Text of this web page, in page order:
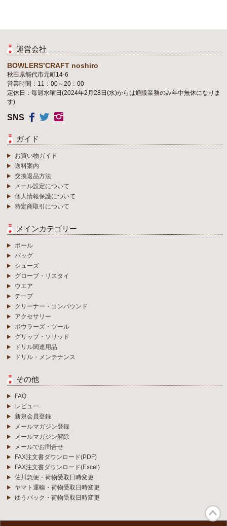
運営会社
BOWLERS’CRAFT noshiro
秋田県能代市元町14-6
営業時間：11：00～20：00
定休日：毎週水曜日(2024年2月28日(水)からは通販業務のみ年中無休になりま
す)
SNS
ガイド
お買い物ガイド
送料案内
交換返品方法
メール設定について
個人情報保護について
特定商取引について
メインカテゴリー
ボール
バッグ
シューズ
グローブ・リスタイ
ウエア
テープ
クリーナー・コンパウンド
アクセサリー
ボウラーズ・ツール
グリップ・ソリッド
ドリル関連用品
ドリル・メンテナンス
その他
FAQ
レビュー
新規会員登録
メールマガジン登録
メールマガジン解除
メールでお問合せ
FAX注文書ダウンロード(PDF)
FAX注文書ダウンロード(Excel)
佐川急便・荷物受取日時変更
ヤマト運輸・荷物受取日時変更
ゆうパック・荷物受取日時変更